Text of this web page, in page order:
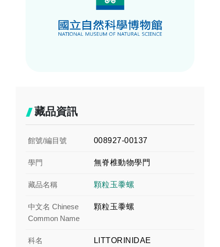
藏品資訊
館號/編目號 008927-00137
學門 無脊椎動物學門
藏品名稱 顆粒玉黍螺
中文名 Chinese
Common Name
顆粒玉黍螺
科名 LITTORINIDAE